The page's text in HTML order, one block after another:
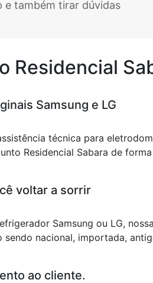
e também tirar dúvidas
Residencial
Samsung e LG
técnica para
Residencial Sabara de
voltar a sorrir
Samsung ou LG,
nacional, importada,
ao cliente.